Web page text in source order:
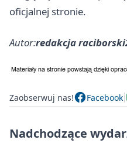
oficjalnej stronie.
Autor:redakcja
Zaobserwuj nas! Facebook
Nadchodzące